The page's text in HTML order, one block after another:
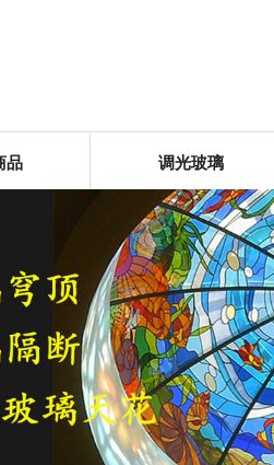
品 调光玻璃